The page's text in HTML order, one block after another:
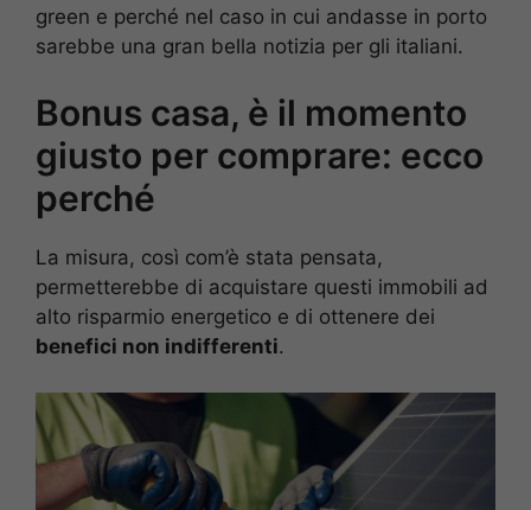
green e perché nel caso in cui andasse in porto
sarebbe una gran bella notizia per gli italiani.
Bonus casa, è il momento
giusto per comprare: ecco
perché
La misura, così com’è stata pensata,
permetterebbe di acquistare questi immobili ad
alto risparmio energetico e di ottenere dei
benefici non indifferenti.